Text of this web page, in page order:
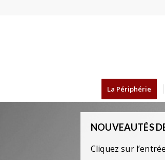
La Périphérie
NOUVEAUTÉS
Cliquez sur